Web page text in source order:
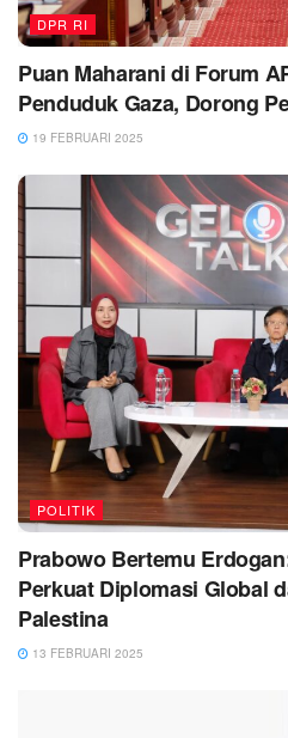
DPR RI
Puan Maharani di Forum
Penduduk Gaza, Dorong
19 FEBRUARI 2025
POLITIK
Prabowo Bertemu
Perkuat Diplomasi Global
Palestina
13 FEBRUARI 2025